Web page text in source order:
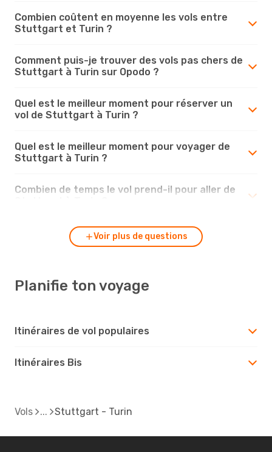
Combien coûtent en moyenne les vols entre
Stuttgart et Turin ?
Comment puis-je trouver des vols pas chers de
Stuttgart à Turin sur Opodo ?
Quel est le meilleur moment pour réserver un
vol de Stuttgart à Turin ?
Quel est le meilleur moment pour voyager de
Stuttgart à Turin ?
Combien de temps le vol prend-il pour aller de
Voir plus de questions
Planifie ton voyage
Itinéraires de vol populaires
Itinéraires Bis
Vols Stuttgart - Turin